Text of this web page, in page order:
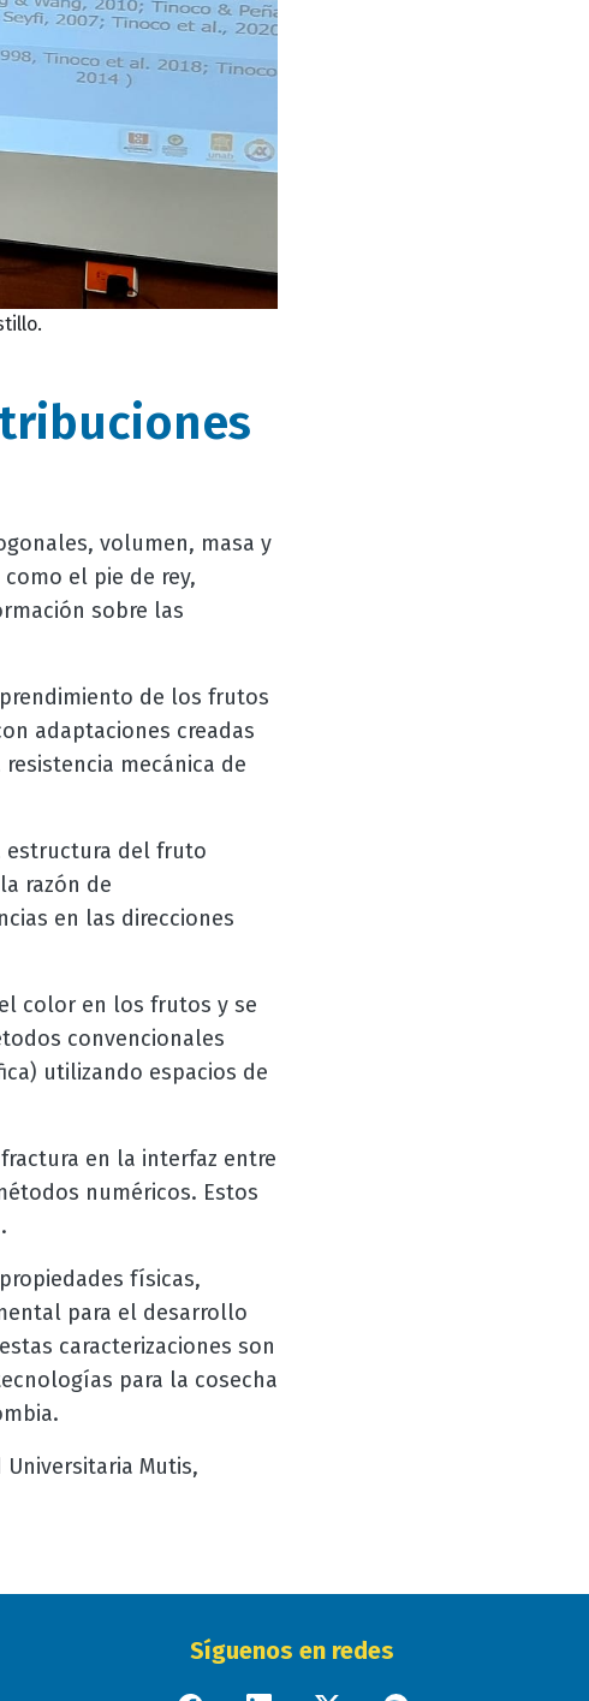
volumen, masa y
el pie de rey,
sobre las
de los frutos
adaptaciones creadas
mecánica de
estructura del fruto
razón de
en las direcciones
color en los frutos y se
convencionales
utilizando espacios de
en la interfaz entre
numéricos. Estos
físicas,
para el desarrollo
caracterizaciones son
para la cosecha
Mutis,
Síguenos en redes